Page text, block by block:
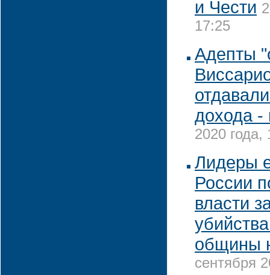
и Чести
17:25
Адепты
дохода -
2020 года,
Лидеры
России
власти
общины
сентября